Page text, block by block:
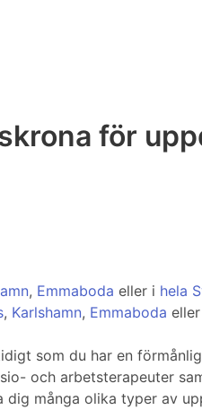
för
, Emmaboda eller i hela
, Karlshamn, Emmaboda
som du har en
och arbetsterapeuter
många olika typer av